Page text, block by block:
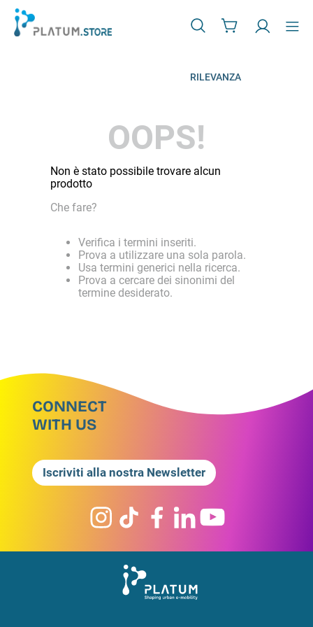
RILEVANZA
OOPS!
Non è stato possibile trovare alcun
prodotto
Che fare?
Verifica i termini inseriti.
Prova a utilizzare una sola parola.
Usa termini generici nella ricerca.
Prova a cercare dei sinonimi del
termine desiderato.
CONNECT
WITH US
Iscriviti alla nostra Newsletter